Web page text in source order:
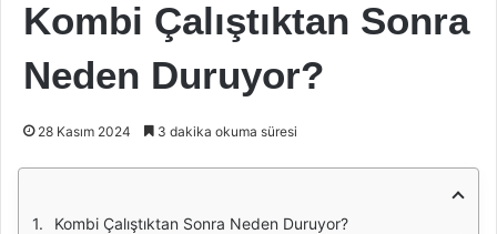
Kombi Çalıştıktan Sonra
Neden Duruyor?
28 Kasım 2024 3 dakika okuma süresi
Kombi Çalıştıktan Sonra Neden Duruyor?